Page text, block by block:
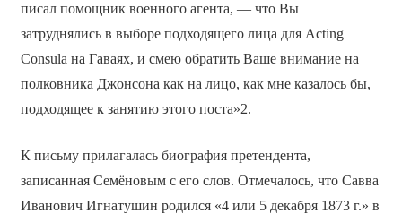
писал помощник военного агента, — что Вы
затруднялись в выборе подходящего лица для Acting
Consula на Гаваях, и смею обратить Ваше внимание на
полковника Джонсона как на лицо, как мне казалось бы,
подходящее к занятию этого поста»2.
К письму прилагалась биография претендента,
записанная Семёновым с его слов. Отмечалось, что Савва
Иванович Игнатушин родился «4 или 5 декабря 1873 г.» в